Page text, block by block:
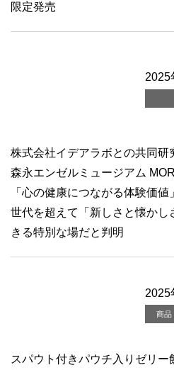
限定発売
2025
株式会社イデアラボとの共同研
森永エンゼルミュージアム
「心の健康につながる体験価値
世代を超えて「新しさと懐かし
きる特別な場だと判明
2025
商品
スパウト付きパウチ入りゼリー